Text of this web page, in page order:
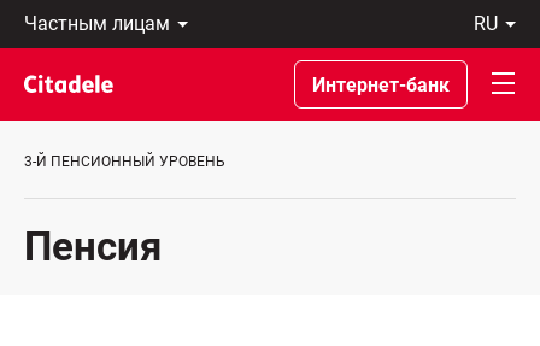
Частным
лицам
Предприятиям
Private
Banking
банке
ru
Latviski
По-
русски
In
Интернет-банк
3-Й ПЕНСИОННЫЙ УРОВЕНЬ
Пенсия